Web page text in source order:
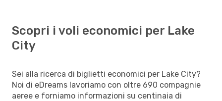
Scopri i voli economici per Lake
City
Sei alla ricerca di biglietti economici per Lake City?
Noi di eDreams lavoriamo con oltre 690 compagnie
aeree e forniamo informazioni su centinaia di